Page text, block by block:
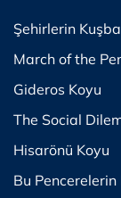
Şehirlerin
March of the
Gideros Koyu
The Social
Hisarönü Koyu
Bu Pencerelerin